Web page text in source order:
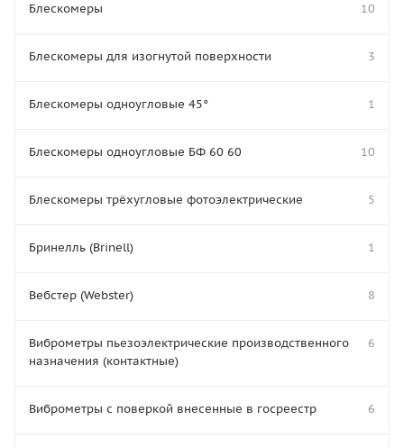
Блескомеры 10
Блескомеры для изогнутой поверхности 3
Блескомеры одноугловые 45° 1
Блескомеры одноугловые БФ 60 60 10
Блескомеры трёхугловые фотоэлектрические 5
Бринелль (Brinell) 1
Вебстер (Webster) 8
Виброметры пьезоэлектрические производственного
назначения (контактные)
6
Виброметры с поверкой внесенные в госреестр 6